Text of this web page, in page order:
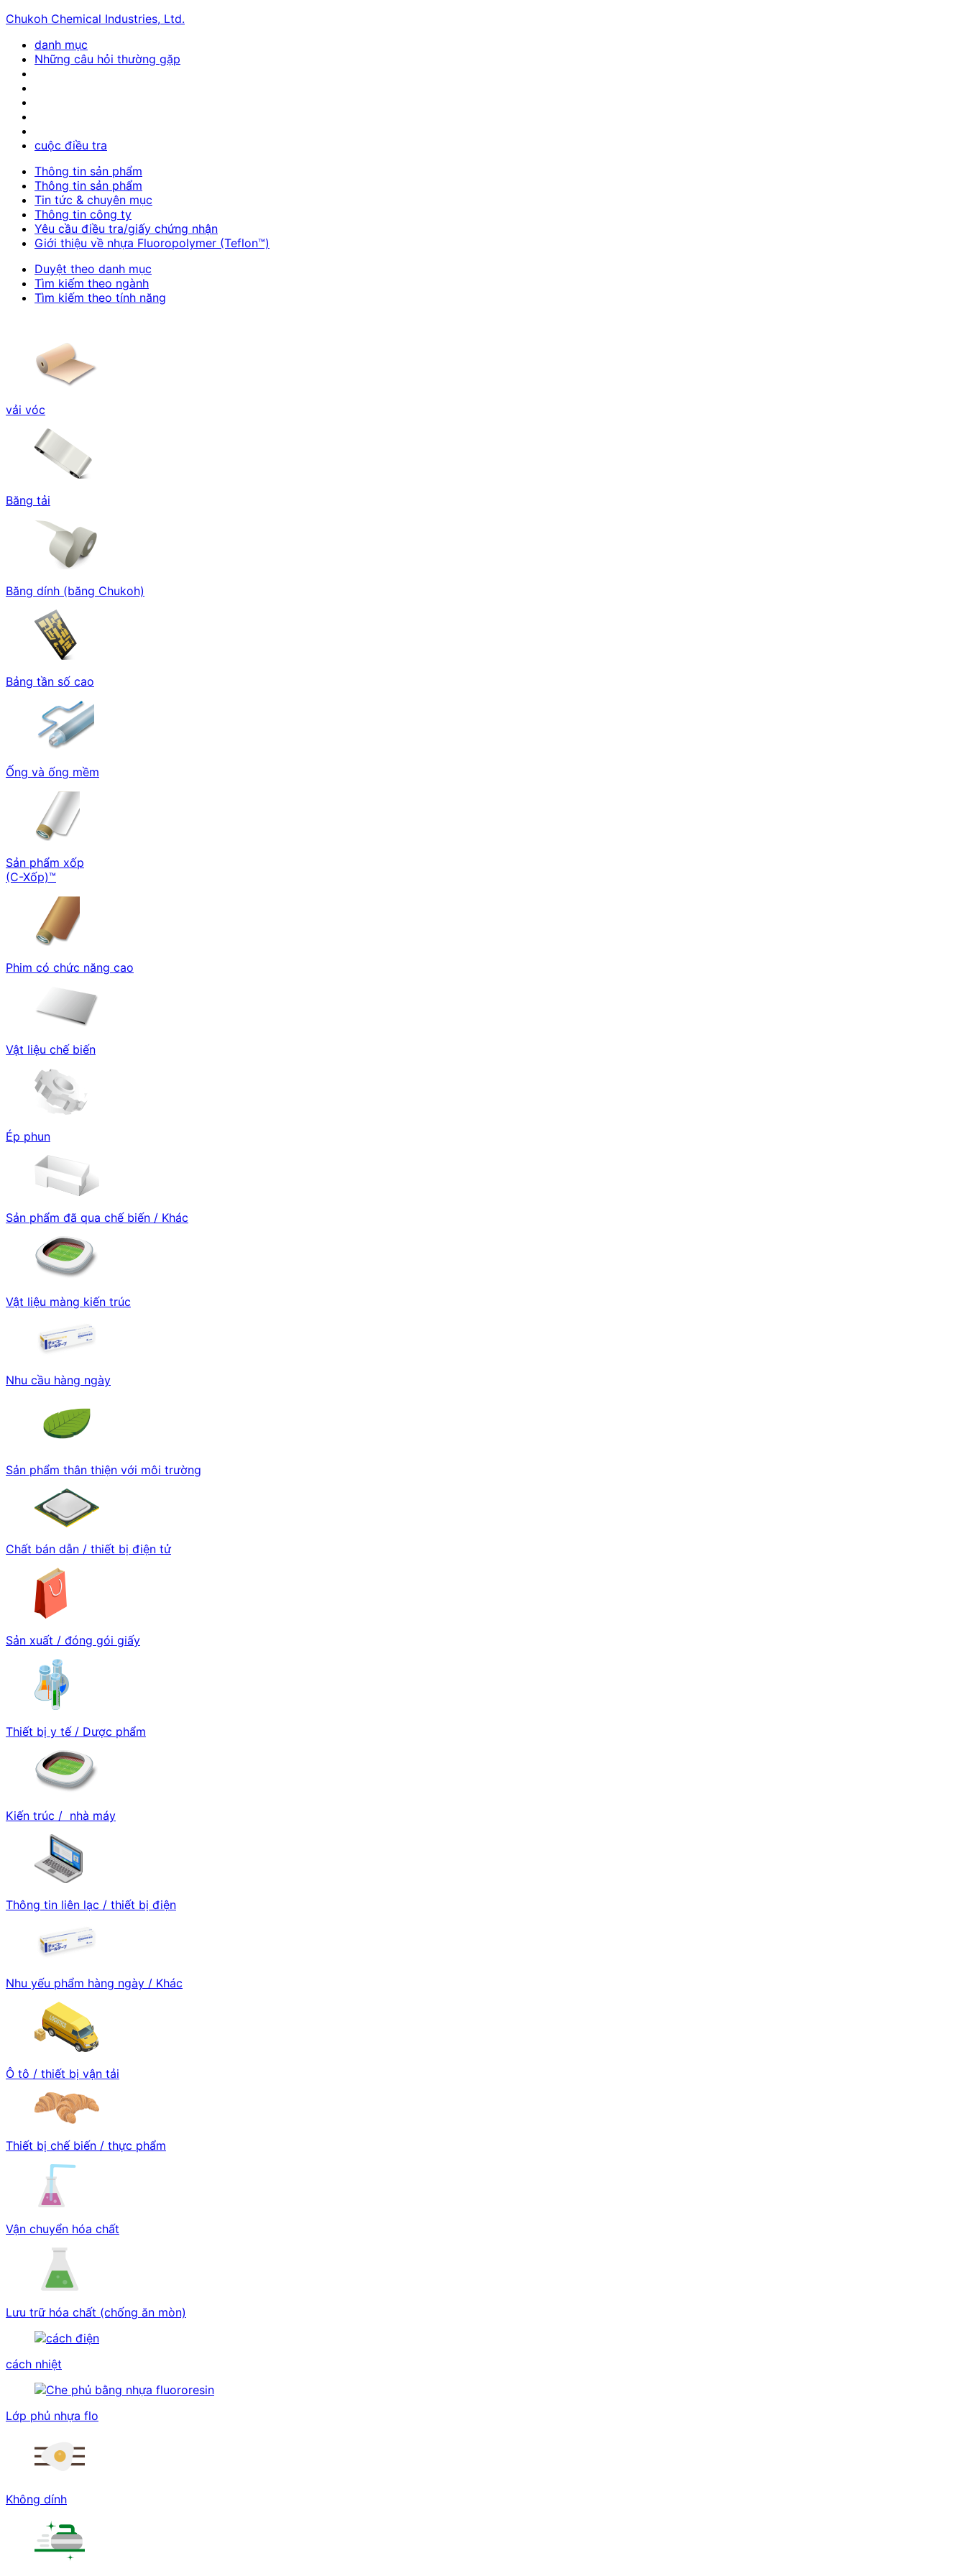
Chukoh Chemical Industries, Ltd.
danh mục
Những câu hỏi thường gặp
cuộc điều tra
Thông tin sản phẩm
Thông tin sản phẩm
Tin tức & chuyên mục
Thông tin công ty
Yêu cầu điều tra/giấy chứng nhận
Giới thiệu về nhựa Fluoropolymer (Teflon™)
Duyệt theo danh mục
Tìm kiếm theo ngành
Tìm kiếm theo tính năng
vải vóc
Băng tải
Băng dính (băng Chukoh)
Bảng tần số cao
Ống và ống mềm
Sản phẩm xốp
(C-Xốp)™
Phim có chức năng cao
Vật liệu chế biến
Ép phun
Sản phẩm đã qua chế biến / Khác
Vật liệu màng kiến trúc
Nhu cầu hàng ngày
Sản phẩm thân thiện với môi trường
Chất bán dẫn / thiết bị điện tử
Sản xuất / đóng gói giấy
Thiết bị y tế / Dược phẩm
Kiến trúc / nhà máy
Thông tin liên lạc / thiết bị điện
Nhu yếu phẩm hàng ngày / Khác
Ô tô / thiết bị vận tải
Thiết bị chế biến / thực phẩm
Vận chuyển hóa chất
Lưu trữ hóa chất (chống ăn mòn)
cách nhiệt
Lớp phủ nhựa flo
Không dính